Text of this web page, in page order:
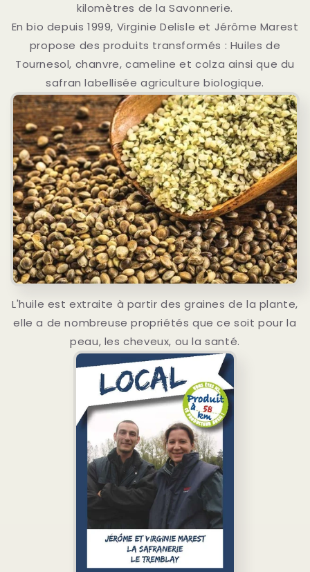
kilomètres de la Savonnerie.
En bio depuis 1999, Virginie Delisle et Jérôme Marest
propose des produits transformés : Huiles de
Tournesol, chanvre, cameline et colza ainsi que du
safran labellisée agriculture biologique.
L'huile est extraite à partir des graines de la plante,
elle a de nombreuse propriétés que ce soit pour la
peau, les cheveux, ou la santé.